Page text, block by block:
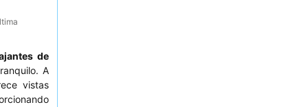
de
A
vistas